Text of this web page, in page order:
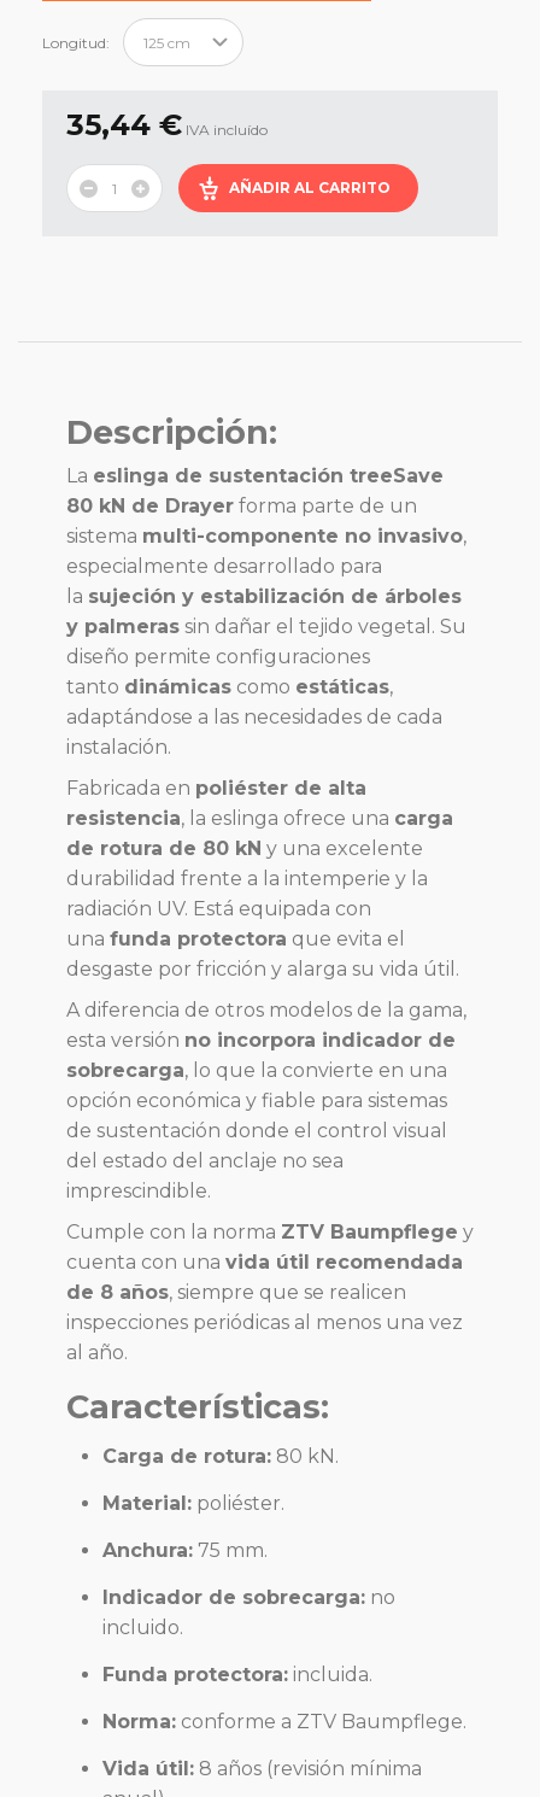
Longitud:
35,44 € IVA incluído
AÑADIR AL CARRITO
Descripción:
La eslinga de sustentación treeSave
80 kN de Drayer forma parte de un
sistema multi-componente no invasivo,
especialmente desarrollado para
la sujeción y estabilización de árboles
y palmeras sin dañar el tejido vegetal. Su
diseño permite configuraciones
tanto dinámicas como estáticas,
adaptándose a las necesidades de cada
instalación.
Fabricada en poliéster de alta
resistencia, la eslinga ofrece una carga
de rotura de 80 kN y una excelente
durabilidad frente a la intemperie y la
radiación UV. Está equipada con
una funda protectora que evita el
desgaste por fricción y alarga su vida útil.
A diferencia de otros modelos de la gama,
esta versión no incorpora indicador de
sobrecarga, lo que la convierte en una
opción económica y fiable para sistemas
de sustentación donde el control visual
del estado del anclaje no sea
imprescindible.
Cumple con la norma ZTV Baumpflege y
cuenta con una vida útil recomendada
de 8 años, siempre que se realicen
inspecciones periódicas al menos una vez
al año.
Características:
Carga de rotura: 80 kN.
Material: poliéster.
Anchura: 75 mm.
Indicador de sobrecarga: no
incluido.
Funda protectora: incluida.
Norma: conforme a ZTV Baumpflege.
Vida útil: 8 años (revisión mínima